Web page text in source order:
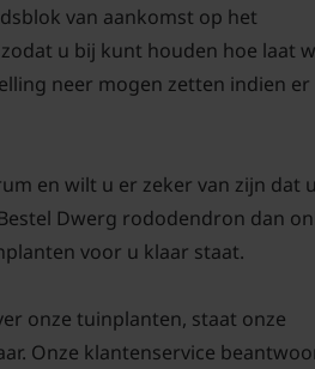
van aankomst op het
u bij kunt houden hoe laat
neer mogen zetten indien er
en wilt u er zeker van zijn dat
Dwerg rododendron dan
voor u klaar staat.
onze tuinplanten, staat onze
Onze klantenservice